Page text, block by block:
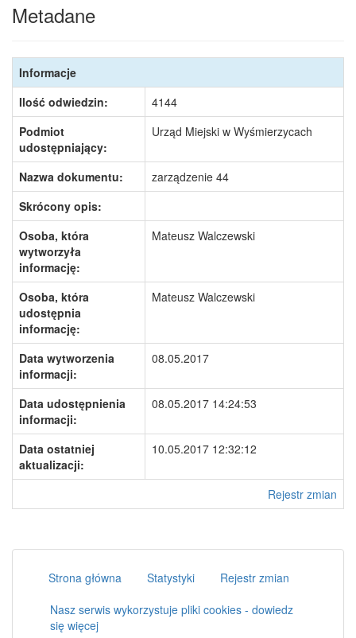
Metadane
Informacje
Ilość odwiedzin:
4144
Podmiot
udostępniający:
Urząd Miejski w Wyśmierzycach
Nazwa dokumentu:
zarządzenie 44
Skrócony opis:
Osoba, która
wytworzyła
informację:
Mateusz Walczewski
Osoba, która
udostępnia
informację:
Mateusz Walczewski
Data wytworzenia
informacji:
08.05.2017
Data udostępnienia
informacji:
08.05.2017 14:24:53
Data ostatniej
aktualizacji:
10.05.2017 12:32:12
Rejestr zmian
Strona główna Statystyki
Rejestr zmian
Nasz serwis wykorzystuje pliki cookies - dowiedz
się więcej